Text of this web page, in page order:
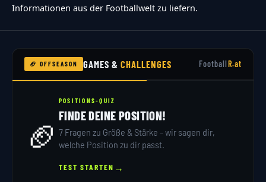
Informationen aus der Footballwelt zu liefern.
🏈 OFFSEASON GAMES &CHALLENGES FootballR.at
🏈
POSITIONS-QUIZ
FINDE DEINE POSITION!
7 Fragen zu Größe & Stärke – wir sagen dir,
welche Position zu dir passt.
TEST STARTEN →